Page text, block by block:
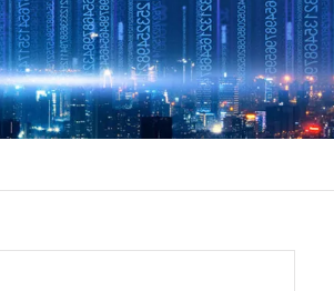
Pendientes
Pulsera
Collar
Cadena del cuerpo
Collar de aleación